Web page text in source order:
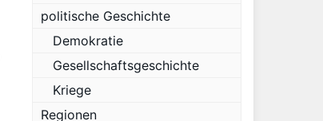
politische Geschichte
Demokratie
Gesellschaftsgeschichte
Kriege
Regionen